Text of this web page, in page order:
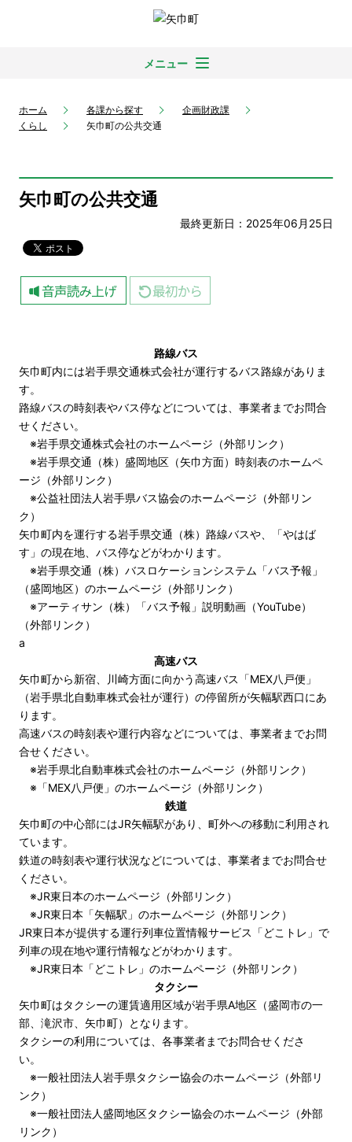
メニュー
ホーム 各課から探す
企画財政課
くらし
矢巾町の公共交通
矢巾町の公共交通
最終更新日：2025年06月25日
路線バス
矢巾町内には岩手県交通株式会社が運行するバス路線がありま
す。
路線バスの時刻表やバス停などについては、事業者までお問合
せください。
※岩手県交通株式会社のホームページ（外部リンク）
※岩手県交通（株）盛岡地区（矢巾方面）時刻表のホームペ
ージ（外部リンク）
※公益社団法人岩手県バス協会のホームページ（外部リン
ク）
矢巾町内を運行する岩手県交通（株）路線バスや、「やはば
す」の現在地、バス停などがわかります。
※岩手県交通（株）バスロケーションシステム「バス予報」
（盛岡地区）のホームページ（外部リンク）
※アーティサン（株）「バス予報」説明動画（YouTube）
（外部リンク）
a
高速バス
矢巾町から新宿、川崎方面に向かう高速バス「MEX八戸便」
（岩手県北自動車株式会社が運行）の停留所が矢幅駅西口にあ
ります。
高速バスの時刻表や運行内容などについては、事業者までお問
合せください。
※岩手県北自動車株式会社のホームページ（外部リンク）
※ 「MEX八戸便」のホームページ（外部リンク）
鉄道
矢巾町の中心部にはJR矢幅駅があり、町外への移動に利用され
ています。
鉄道の時刻表や運行状況などについては、事業者までお問合せ
ください。
※JR東日本のホームページ（外部リンク）
※JR東日本「矢幅駅」のホームページ（外部リンク）
JR東日本が提供する運行列車位置情報サービス「どこトレ」で
列車の現在地や運行情報などがわかります。
※JR東日本「どこトレ」のホームページ（外部リンク）
タクシー
矢巾町はタクシーの運賃適用区域が岩手県A地区（盛岡市の一
部、滝沢市、矢巾町）となります。
タクシーの利用については、各事業者までお問合せくださ
い。
※一般社団法人岩手県タクシー協会のホームページ（外部リ
ンク）
※一般社団法人盛岡地区タクシー協会のホームページ（外部
リンク）